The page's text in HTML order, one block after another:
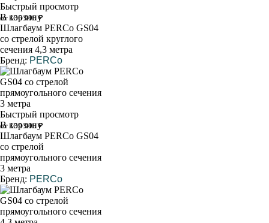
Быстрый просмотр
В корзину
от 136 900 ₽
Шлагбаум PERCo GS04
со стрелой круглого
сечения 4,3 метра
Бренд: PERCo
Быстрый просмотр
В корзину
от 139 900 ₽
Шлагбаум PERCo GS04
со стрелой
прямоугольного сечения
3 метра
Бренд: PERCo